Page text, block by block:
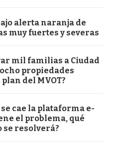
alerta naranja de
muy fuertes y severas
mil familias a Ciudad
propiedades
del MVOT?
cae la plataforma e-
el problema, qué
se resolverá?